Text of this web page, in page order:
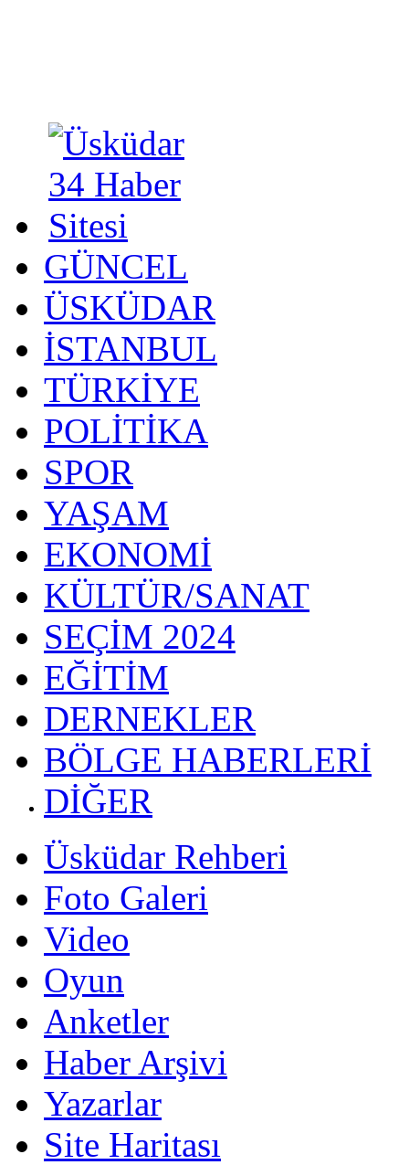
GÜNCEL
ÜSKÜDAR
İSTANBUL
TÜRKİYE
POLİTİKA
SPOR
YAŞAM
EKONOMİ
KÜLTÜR/SANAT
SEÇİM 2024
EĞİTİM
DERNEKLER
BÖLGE HABERLERİ
DİĞER
Üsküdar Rehberi
Foto Galeri
Video
Oyun
Anketler
Haber Arşivi
Yazarlar
Site Haritası